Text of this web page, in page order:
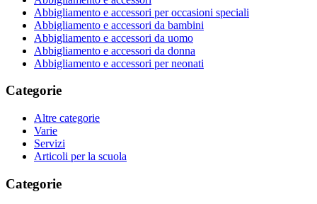
Abbigliamento e accessori per occasioni speciali
Abbigliamento e accessori da bambini
Abbigliamento e accessori da uomo
Abbigliamento e accessori da donna
Abbigliamento e accessori per neonati
Categorie
Altre categorie
Varie
Servizi
Articoli per la scuola
Categorie